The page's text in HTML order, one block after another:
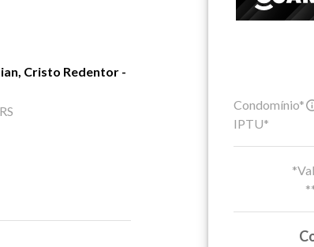
Cristo Redentor -
Condomínio*
IPTU*